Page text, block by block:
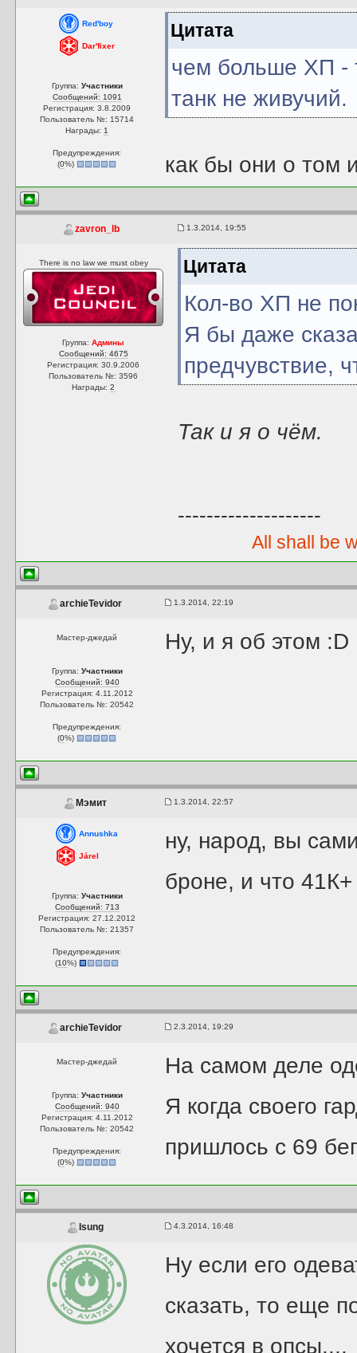
Red'boy
Dar'fixer
Группа: Участники
Сообщений: 1091
Регистрация: 3.8.2009
Пользователь №: 15714
Награды: 1
Предупреждения:
(0%)
Цитата
чем больше ХП -
танк не живучий.
как бы они о том
zavron_lb 1.3.2014, 19:55
There is no law we must obey
Группа:Админы
Сообщений: 4675
Регистрация: 30.9.2006
Пользователь №: 3596
Награды:2
Цитата
Кол-во ХП не
Я бы даже
предчувствие,
Так и я о чём.
--------------------
All shall be
archieTevidor 1.3.2014, 22:19
Мастер-джедай
Группа: Участники
Сообщений: 940
Регистрация: 4.11.2012
Пользователь №: 20542
Предупреждения:
(0%)
Ну, и я об этом :D
Мэмит 1.3.2014, 22:57
Annushka
Járel
Группа: Участники
Сообщений: 713
Регистрация: 27.12.2012
Пользователь №: 21357
Предупреждения:
(10%)
ну, народ, вы
броне, и что
archieTevidor 2.3.2014, 19:29
Мастер-джедай
Группа: Участники
Сообщений: 940
Регистрация: 4.11.2012
Пользователь №: 20542
Предупреждения:
(0%)
На самом деле
Я когда своего
пришлось с 69
Isung 4.3.2014, 16:48
Ну если его
сказать, то еще
хочется в опсы....